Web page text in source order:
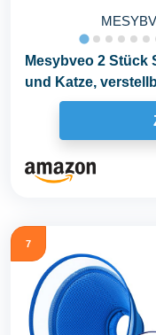
Mesybveo 2 Stück
und Katze,
7